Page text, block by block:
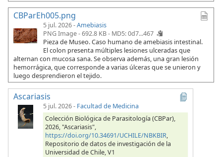
CBParEh005.png
5 jul. 2026 -Amebiasis
PNG Image - 692.8 KB - MD5: 0d7...467
Pieza de Museo. Caso humano de amebiasis intestinal.
El colon presenta múltiples lesiones ulceradas que
alternan con mucosa sana. Se observa además, una gran lesión
hemorrágica, que corresponde a varias úlceras que se unieron y
luego desprendieron el tejido.
Ascariasis
5 jul. 2026- Facultad de Medicina
Colección Biológica de Parasitología (CBPar),
2026, "Ascariasis",
https://doi.org/10.34691/UCHILE/NBKBIR,
Repositorio de datos de investigación de la
Universidad de Chile, V1